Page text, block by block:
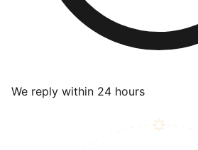
We reply within 24 hours